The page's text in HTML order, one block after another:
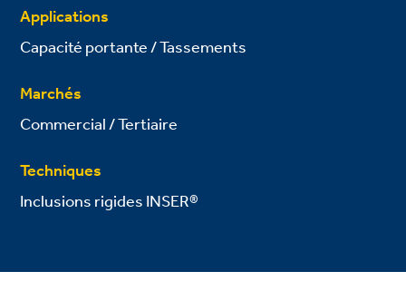
Applications
Capacité portante / Tassements
Marchés
Commercial / Tertiaire
Techniques
Inclusions rigides INSER®